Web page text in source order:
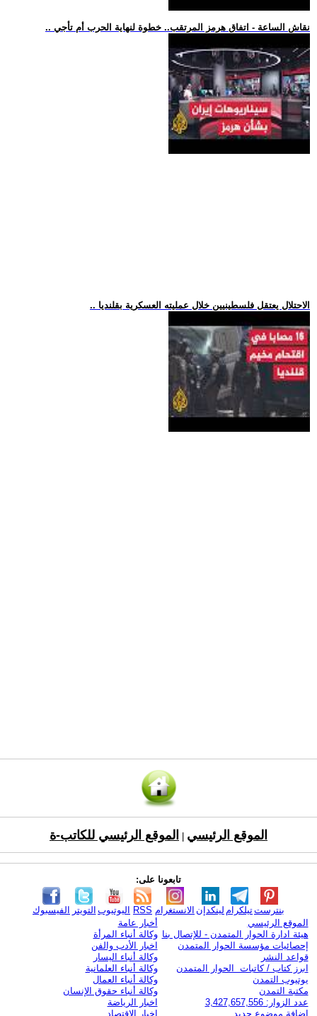
.. نقاش الساعة - اتفاق هرمز المرتقب.. خطوة لنهاية الحرب أم تأجي
.. الاحتلال يعتقل فلسطينيين خلال عمليته العسكرية بقلنديا
الموقع الرئيسي الموقع الرئيسي للكاتب-ة
تابعونا على:
الفيسبوك التويتر اليوتيوب RSS الانستغرام لينكدإن تيلكرامبنترست
الموقع الرئيسي
هيئة ادارة الحوار المتمدن - للإتصال بنا
إحصائيات مؤسسة الحوار المتمدن
قواعد النشر
ابرز كتاب / كاتبات الحوار المتمدن
يوتيوب التمدن
مكتبة التمدن
عدد الزوار: 3,427,657,556
اضافة موضوع جديد
أخبار عامة
وكالة أنباء المرأة
اخبار الأدب والفن
وكالة أنباء اليسار
وكالة أنباء العلمانية
وكالة أنباء العمال
وكالة أنباء حقوق الإنسان
اخبار الرياضة
اخبار الاقتصاد